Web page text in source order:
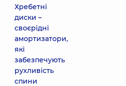
Хребетні
диски –
своєрідні
амортизатори,
які
забезпечують
рухливість
спини